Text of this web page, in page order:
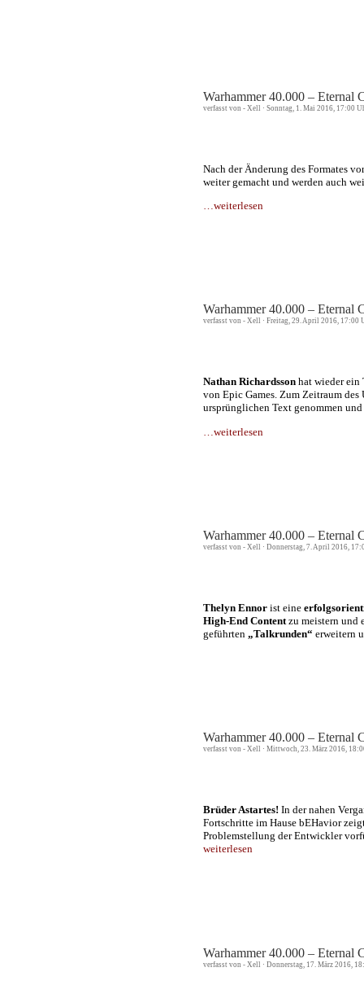
Warhammer 40.000 – Eternal
verfasst von - Xell · Sonntag, 1. Mai 2016, 17:00
Nach der Änderung des Formates
weiter gemacht und werden auch
…weiterlesen
Warhammer 40.000 – Eternal
verfasst von - Xell · Freitag, 29. April 2016, 17:00
Nathan Richardsson hat wieder
von Epic Games. Zum Zeitraum des
ursprünglichen Text genommen und
…weiterlesen
Warhammer 40.000 – Eternal
verfasst von - Xell · Donnerstag, 7. April 2016,
Thelyn Ennor ist eine
High-End Contentzu meistern und
geführten „Talkrunden“ erweitern
Warhammer 40.000 – Eternal
verfasst von - Xell · Mittwoch, 23. März 2016,
Brüder Astartes! In der nahen
Fortschritte im Hause bEHavior
Problemstellung der Entwickler
weiterlesen
Warhammer 40.000 – Eternal
verfasst von - Xell · Donnerstag, 17. März 2016,